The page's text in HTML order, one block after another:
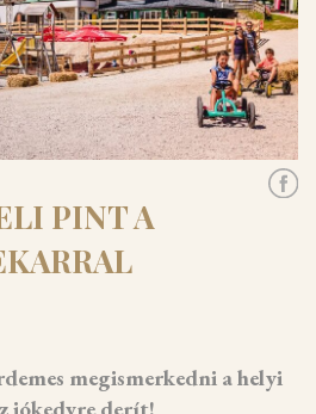
PINT A
megismerkedni a helyi